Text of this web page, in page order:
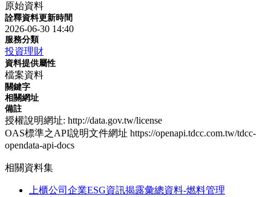
原始資料
詮釋資料更新時間
2026-06-30 14:40
服務分類
投資理財
資料提供屬性
檔案資料
關鍵字
相關網址
備註
授權說明網址: http://data.gov.tw/license
OAS標準之API說明文件網址 https://openapi.tdcc.com.tw/tdcc-
opendata-api-docs
相關資料集
上櫃公司企業ESG資訊揭露彙總資料-燃料管理